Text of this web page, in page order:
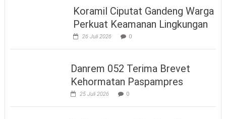
Koramil Ciputat Gandeng Warga
Perkuat Keamanan Lingkungan
26 Juli 2026 0
Danrem 052 Terima Brevet
Kehormatan Paspampres
25 Juli 2026 0